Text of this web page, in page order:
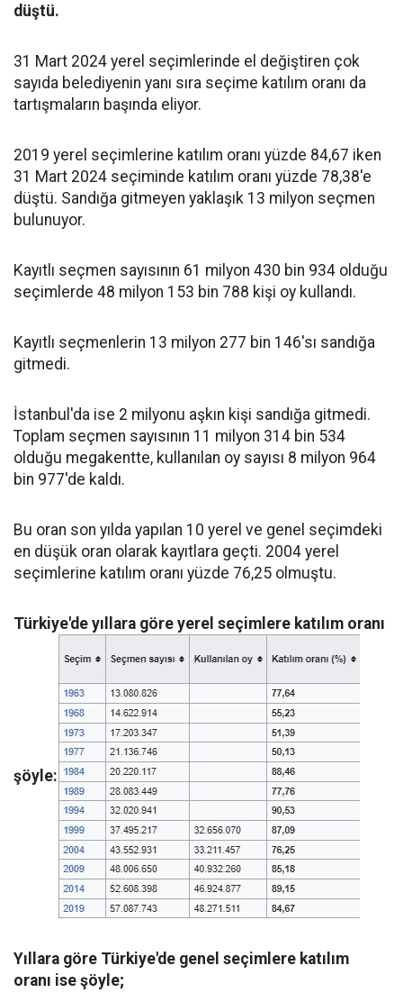
düştü.
31 Mart 2024 yerel seçimlerinde el değiştiren çok
sayıda belediyenin yanı sıra seçime katılım oranı da
tartışmaların başında eliyor.
2019 yerel seçimlerine katılım oranı yüzde 84,67 iken
31 Mart 2024 seçiminde katılım oranı yüzde 78,38'e
düştü. Sandığa gitmeyen yaklaşık 13 milyon seçmen
bulunuyor.
Kayıtlı seçmen sayısının 61 milyon 430 bin 934 olduğu
seçimlerde 48 milyon 153 bin 788 kişi oy kullandı.
Kayıtlı seçmenlerin 13 milyon 277 bin 146'sı sandığa
gitmedi.
İstanbul'da ise 2 milyonu aşkın kişi sandığa gitmedi.
Toplam seçmen sayısının 11 milyon 314 bin 534
olduğu megakentte, kullanılan oy sayısı 8 milyon 964
bin 977'de kaldı.
Bu oran son yılda yapılan 10 yerel ve genel seçimdeki
en düşük oran olarak kayıtlara geçti. 2004 yerel
seçimlerine katılım oranı yüzde 76,25 olmuştu.
Türkiye'de yıllara göre yerel seçimlere katılım oranı
şöyle:
Yıllara göre Türkiye'de genel seçimlere katılım
oranı ise şöyle;